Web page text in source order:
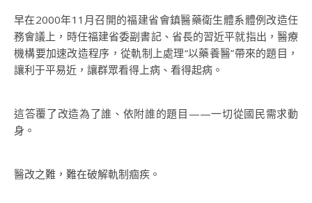
早在2000年11月召開的福建省會鎮醫藥衛生體系體例改造任
務會議上，時任福建省委副書記、省長的習近平就指出，醫療
機構要加速改造程序，從軌制上處理“以藥養醫”帶來的題目，
讓利于平易近，讓群眾看得上病、看得起病。
這答覆了改造為了誰、依附誰的題目——一切從國民需求動
身。
醫改之難，難在破解軌制痼疾。